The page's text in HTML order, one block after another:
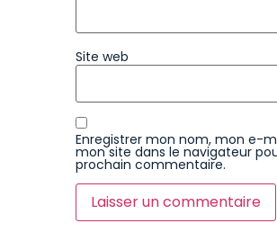
Site web
Enregistrer mon nom, mon e-
mon site dans le navigateur
prochain commentaire.